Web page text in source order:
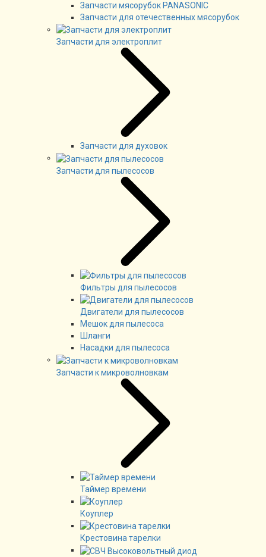
Запчасти мясорубок PANASONIC
Запчасти для отечественных мясорубок
Запчасти для электроплит
Запчасти для духовок
Запчасти для пылесосов
Фильтры для пылесосов
Двигатели для пылесосов
Мешок для пылесоса
Шланги
Насадки для пылесоса
Запчасти к микроволновкам
Таймер времени
Коуплер
Крестовина тарелки